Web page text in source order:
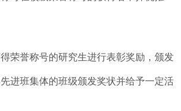
得荣誉称号的研究生进行表彰奖励，颁发
进班集体的班级颁发奖状并给予一定活